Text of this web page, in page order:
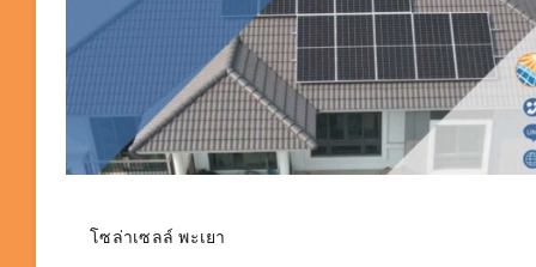
โซล่าเซลล์ พะเยา